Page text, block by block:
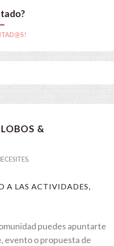
&
A LAS ACTIVIDADES,
puedes apuntarte
evento o propuesta de